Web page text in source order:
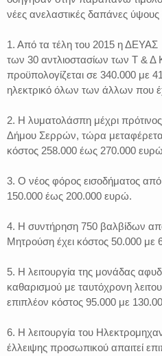
νέες ανελαστικές δαπάνες
1. Από τα τέλη του 2015 η ΔΕΥΑΣ
των 30 αντλιοστασίων των Τ & Δ
προϋπολογίζεται σε 340.000 με
ηλεκτρικό όλων των άλλων που
2. Η λυματολάσπη μέχρι
Δήμου Σερρών, τώρα
κόστος 258.000 έως 270.000
3. Ο νέος φόρος εισοδήματος από
150.000 έως 200.000 ευρώ.
4. Η συντήρηση 750 βαλβίδων
Μητρούση έχει κόστος 50.000 με
5. Η λειτουργία της μονάδας
καθαρισμού με ταυτόχρονη
επιπλέον κόστος 95.000 με
6. Η λειτουργία του
έλλειψης προσωπικού απαιτεί